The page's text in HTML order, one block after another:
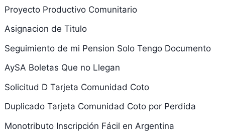
Proyecto Productivo Comunitario
Asignacion de Titulo
Seguimiento de mi Pension Solo Tengo Documento
AySA Boletas Que no Llegan
Solicitud D Tarjeta Comunidad Coto
Duplicado Tarjeta Comunidad Coto por Perdida
Monotributo Inscripción Fácil en Argentina